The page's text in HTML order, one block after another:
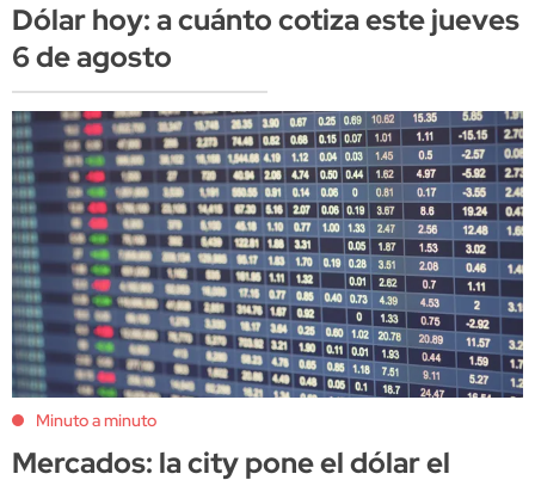
Dólar hoy: a cuánto cotiza este jueves
6 de agosto
Minuto a minuto
Mercados: la city pone el dólar el